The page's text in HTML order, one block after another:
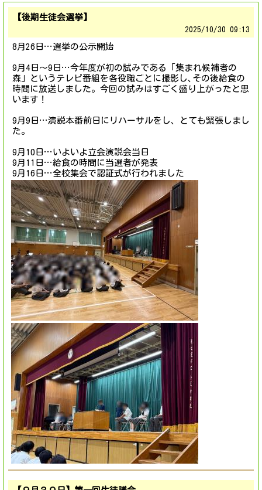
【後期生徒会選挙】
2025/10/30 09:13
8月26日…選挙の公示開始
9月4日〜9日…今年度が初の試みである「集まれ候補者の
森」というテレビ番組を各役職ごとに撮影し､その後給食の
時間に放送しました。今回の試みはすごく盛り上がったと思
います！
9月9日…演説本番前日にリハーサルをし、とても緊張しまし
た。
9月10日…いよいよ立会演説会当日
9月11日…給食の時間に当選者が発表
9月16日…全校集会で認証式が行われました